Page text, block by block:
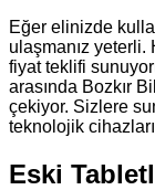
Eğer elinizde
ulaşmanız yeterli.
fiyat teklifi
arasında Bozkır
çekiyor. Sizlere
teknolojik
Eski